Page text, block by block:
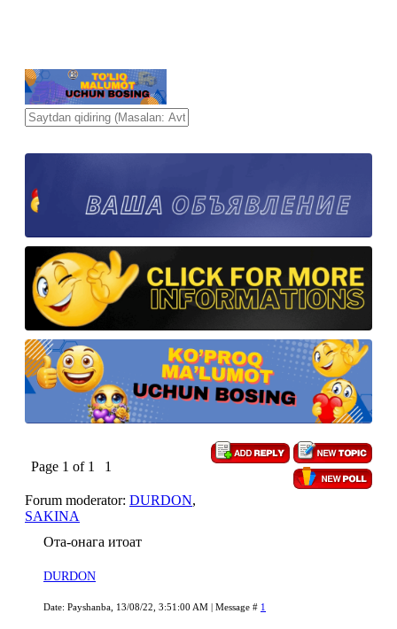
Page 1 of 1 1
Forum moderator: DURDON,
SAKINA
Ота-онага итоат
DURDON
Date: Payshanba, 13/08/22, 3:51:00 AM | Message # 1